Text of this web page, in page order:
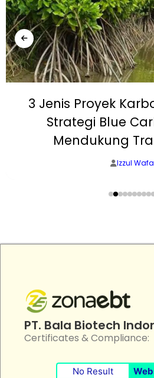
3 Jenis Proyek
Strategi Blue
Mendukung
Izzul Wafa
PT. Bala Biotech
Certificates & Compliance:
No Result